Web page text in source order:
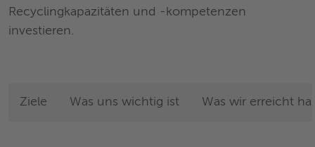
Recyclingkapazitäten und -kompetenzen
investieren.
Ziele Was uns wichtig ist Was wir erreicht